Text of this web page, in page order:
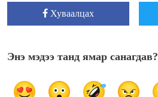
Хуваалцах
Энэ мэдээ танд ямар санагдав?